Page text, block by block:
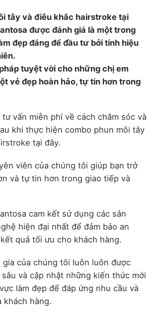
tây và điêu khắc hairstroke tại
được đánh giá là một trong
đẹp đáng để đầu tư bởi tính hiệu
tuyệt vời cho những chị em
vẻ đẹp hoàn hảo, tự tin hơn trong
vấn miễn phí về cách chăm sóc và
khi thực hiện combo phun môi tây
tại đây.
viên của chúng tôi giúp bạn trở
và tự tin hơn trong giao tiếp và
cam kết sử dụng các sản
hiện đại nhất để đảm bảo an
quả tối ưu cho khách hàng.
của chúng tôi luôn luôn được
và cập nhật những kiến thức mới
làm đẹp để đáp ứng nhu cầu và
khách hàng.